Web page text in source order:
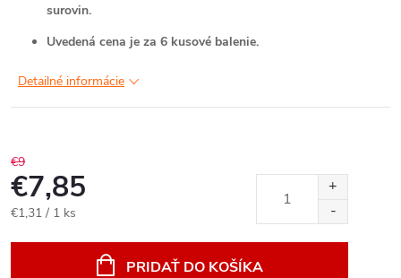
surovin.
Uvedená cena je za 6 kusové balenie.
Detailné informácie
€9
€7,85
Jednotková
€1,31 / 1 ks
PRIDAŤ DO KOŠÍKA